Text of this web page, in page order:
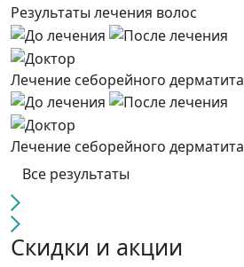
Результаты лечения волос
Лечение себорейного дерматита
Лечение себорейного дерматита
Все результаты
Скидки и акции